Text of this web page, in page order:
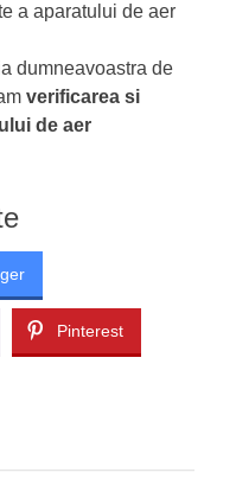
a aparatului de aer
dumneavoastra de
verificarea si
de aer
Pinterest